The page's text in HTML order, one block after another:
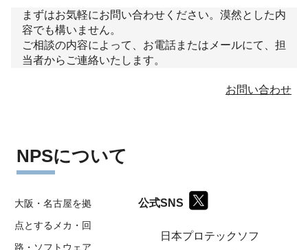
まずはお気軽にお問い合わせください。漠然とした内
容でも構いません。
ご相談の内容によって、お電話またはメールにて、担
当者からご連絡いたします。
お問い合わせ
NPSについて
大阪・名古屋を拠
点とするメカ・回
路・ソフトウェア
公式SNS
日本プロテックソフ